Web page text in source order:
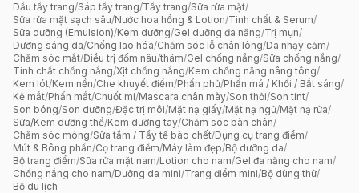
Dầu tẩy trang/Sáp tẩy trang/Tẩy trang/Sữa rửa mặt/
Sữa rửa mặt sạch sâu/Nước hoa hồng & Lotion/Tinh chất & Serum/
Sữa dưỡng (Emulsion)/Kem dưỡng/Gel dưỡng đa năng/Trị mụn/
Dưỡng sáng da/Chống lão hóa/Chăm sóc lỗ chân lông/Da nhạy cảm/
Chăm sóc mắt/Điều trị đốm nâu/thâm/Gel chống nắng/Sữa chống nắng/
Tinh chất chống nắng/Xịt chống nắng/Kem chống nắng nâng tông/
Kem lót/Kem nền/Che khuyết điểm/Phấn phủ/Phấn má / Khối / Bắt sáng/
Kẻ mắt/Phấn mắt/Chuốt mi/Mascara chân mày/Son thỏi/Son tint/
Son bóng/Son dưỡng/Đặc trị môi/Mặt nạ giấy/Mặt nạ ngủ/Mặt nạ rửa/
Sữa/Kem dưỡng thể/Kem dưỡng tay/Chăm sóc bàn chân/
Chăm sóc móng/Sữa tắm / Tẩy tế bào chết/Dụng cụ trang điểm/
Mút & Bông phấn/Cọ trang điểm/Máy làm đẹp/Bộ dưỡng da/
Bộ trang điểm/Sữa rửa mặt nam/Lotion cho nam/Gel đa năng cho nam/
Chống nắng cho nam/Dưỡng da mini/Trang điểm mini/Bộ dùng thử/
Bộ du lịch